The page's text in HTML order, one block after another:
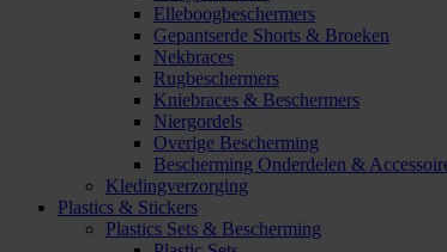
Elleboogbeschermers
Gepantserde Shorts & Broeken
Nekbraces
Rugbeschermers
Kniebraces & Beschermers
Niergordels
Overige Bescherming
Bescherming Onderdelen &
Kledingverzorging
Plastics & Stickers
Plastics Sets & Bescherming